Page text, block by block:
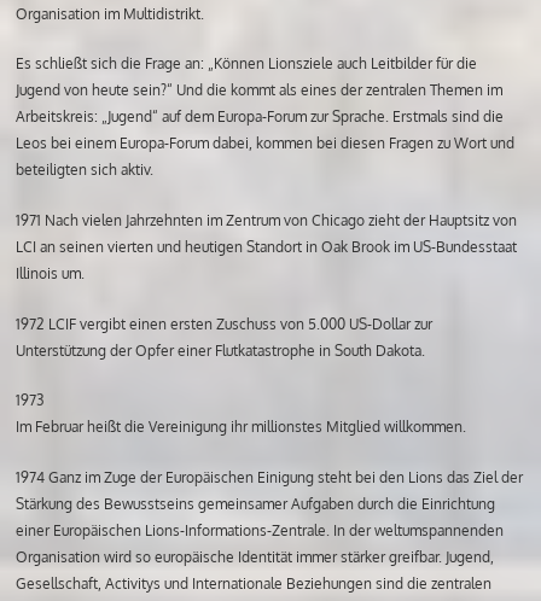
Organisation im Multidistrikt.
Es schließt sich die Frage an: „Können Lionsziele auch Leitbilder für die
Jugend von heute sein?“ Und die kommt als eines der zentralen Themen im
Arbeitskreis: „Jugend“ auf dem Europa-Forum zur Sprache. Erstmals sind die
Leos bei einem Europa-Forum dabei, kommen bei diesen Fragen zu Wort und
beteiligten sich aktiv.
1971 Nach vielen Jahrzehnten im Zentrum von Chicago zieht der Hauptsitz von
LCI an seinen vierten und heutigen Standort in Oak Brook im US-Bundesstaat
Illinois um.
1972 LCIF vergibt einen ersten Zuschuss von 5.000 US-Dollar zur
Unterstützung der Opfer einer Flutkatastrophe in South Dakota.
1973
Im Februar heißt die Vereinigung ihr millionstes Mitglied willkommen.
1974 Ganz im Zuge der Europäischen Einigung steht bei den Lions das Ziel der
Stärkung des Bewusstseins gemeinsamer Aufgaben durch die Einrichtung
einer Europäischen Lions-Informations-Zentrale. In der weltumspannenden
Organisation wird so europäische Identität immer stärker greifbar. Jugend,
Gesellschaft, Activitys und Internationale Beziehungen sind die zentralen